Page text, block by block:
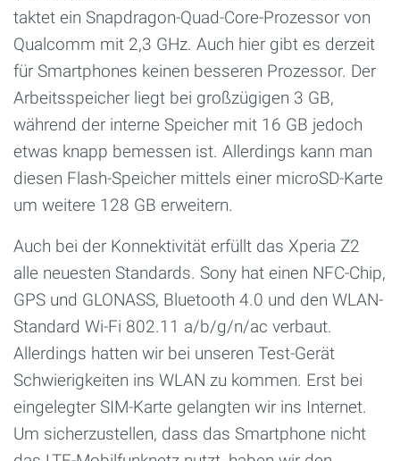
taktet ein Snapdragon-Quad-Core-Prozessor von
Qualcomm mit 2,3 GHz. Auch hier gibt es derzeit
für Smartphones keinen besseren Prozessor. Der
Arbeitsspeicher liegt bei großzügigen 3 GB,
während der interne Speicher mit 16 GB jedoch
etwas knapp bemessen ist. Allerdings kann man
diesen Flash-Speicher mittels einer microSD-Karte
um weitere 128 GB erweitern.
Auch bei der Konnektivität erfüllt das Xperia Z2
alle neuesten Standards. Sony hat einen NFC-Chip,
GPS und GLONASS, Bluetooth 4.0 und den WLAN-
Standard Wi-Fi 802.11 a/b/g/n/ac verbaut.
Allerdings hatten wir bei unseren Test-Gerät
Schwierigkeiten ins WLAN zu kommen. Erst bei
eingelegter SIM-Karte gelangten wir ins Internet.
Um sicherzustellen, dass das Smartphone nicht